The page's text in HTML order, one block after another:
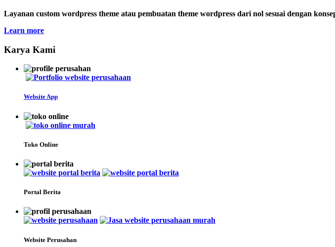
Layanan custom wordpress theme atau pembuatan theme wordpress dari nol sesuai dengan
Learn more
Karya Kami
Website App
Toko Online
Portal Berita
Website Perusahan